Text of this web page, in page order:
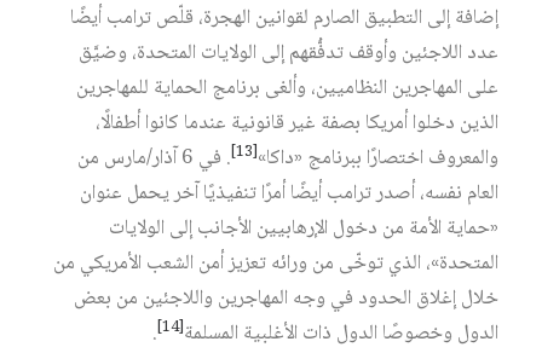
إضافة إلى التطبيق الصارم لقوانين الهجرة، قلّص ترامب أيضًا
عدد اللاجئين وأوقف تدفُّقهم إلى الولايات المتحدة، وضيَّق
على المهاجرين النظاميين، وألغى برنامج الحماية للمهاجرين
الذين دخلوا أمريكا بصفة غير قانونية عندما كانوا أطفالًا،
والمعروف اختصارًا ببرنامج «داكا»‏[13]
. في 6 آذار/مارس من
العام نفسه، أصدر ترامب أيضًا أمرًا تنفيذيًا آخر يحمل عنوان
«حماية الأمة من دخول الإرهابيين الأجانب إلى الولايات
المتحدة»، الذي توخّى من ورائه تعزيز أمن الشعب الأمريكي من
خلال إغلاق الحدود في وجه المهاجرين واللاجئين من بعض
الدول وخصوصًا الدول ذات الأغلبية المسلمة‏[14]
.